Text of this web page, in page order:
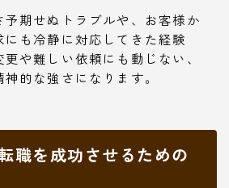
予期せぬトラブルや、お客様か
にも冷静に対応してきた経験
や難しい依頼にも動じない、
的な強さになります。
職を成功させるための